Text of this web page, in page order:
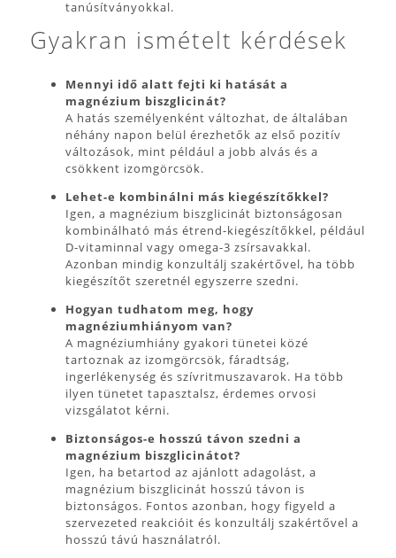
tanúsítványokkal.
Gyakran ismételt kérdések
Mennyi idő alatt fejti ki hatását a
magnézium biszglicinát?
A hatás személyenként változhat, de általában
néhány napon belül érezhetők az első pozitív
változások, mint például a jobb alvás és a
csökkent izomgörcsök.
Lehet-e kombinálni más kiegészítőkkel?
Igen, a magnézium biszglicinát biztonságosan
kombinálható más étrend-kiegészítőkkel, például
D-vitaminnal vagy omega-3 zsírsavakkal.
Azonban mindig konzultálj szakértővel, ha több
kiegészítőt szeretnél egyszerre szedni.
Hogyan tudhatom meg, hogy
magnéziumhiányom van?
A magnéziumhiány gyakori tünetei közé
tartoznak az izomgörcsök, fáradtság,
ingerlékenység és szívritmuszavarok. Ha több
ilyen tünetet tapasztalsz, érdemes orvosi
vizsgálatot kérni.
Biztonságos-e hosszú távon szedni a
magnézium biszglicinátot?
Igen, ha betartod az ajánlott adagolást, a
magnézium biszglicinát hosszú távon is
biztonságos. Fontos azonban, hogy figyeld a
szervezeted reakcióit és konzultálj szakértővel a
hosszú távú használatról.